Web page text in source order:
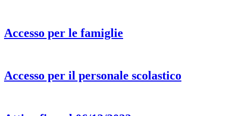
Accesso per le famiglie
Accesso per il personale scolastico